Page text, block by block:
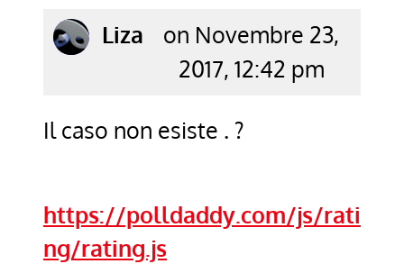
Lizasays:on Novembre 23,
2017, 12:42 pm
Il caso non esiste . ?
https://polldaddy.com/js/rati
ng/rating.js